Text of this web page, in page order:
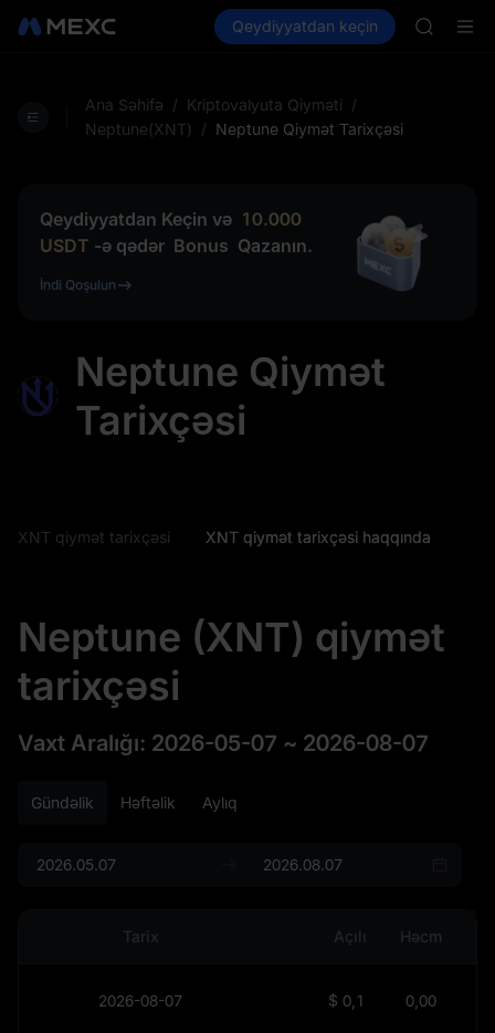
Bazarlar Spot Futures SPCX
Qeydiyyatdan keçin
ACE
Ana Səhifə / Kriptovalyuta Qiyməti /
Neptune(XNT)
/ Neptune Qiymət Tarixçəsi
Qeydiyyatdan Keçin və 10.000
USDT -ə qədər Bonus Qazanın.
İndi Qoşulun
Neptune Qiymət
Tarixçəsi
XNT qiymət tarixçəsi XNT qiymət tarixçəsi haqqında
Neptune (XNT) qiymət
tarixçəsi
Vaxt Aralığı: 2026-05-07 ~ 2026-08-07
Gündəlik Həftəlik Aylıq
Tarix Açılış Həcm
2026-08-07 $ 0,174 0,00